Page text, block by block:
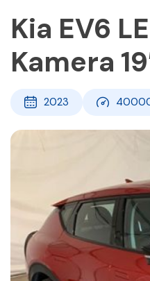
Kia EV6
Kamera
2023